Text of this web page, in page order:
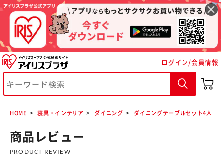
ログイン/会員情報
HOME 寝具・インテリア ダイニング ダイニングテーブルセット4人用
商品レビュー
PRODUCT REVIEW
※ご確認ください